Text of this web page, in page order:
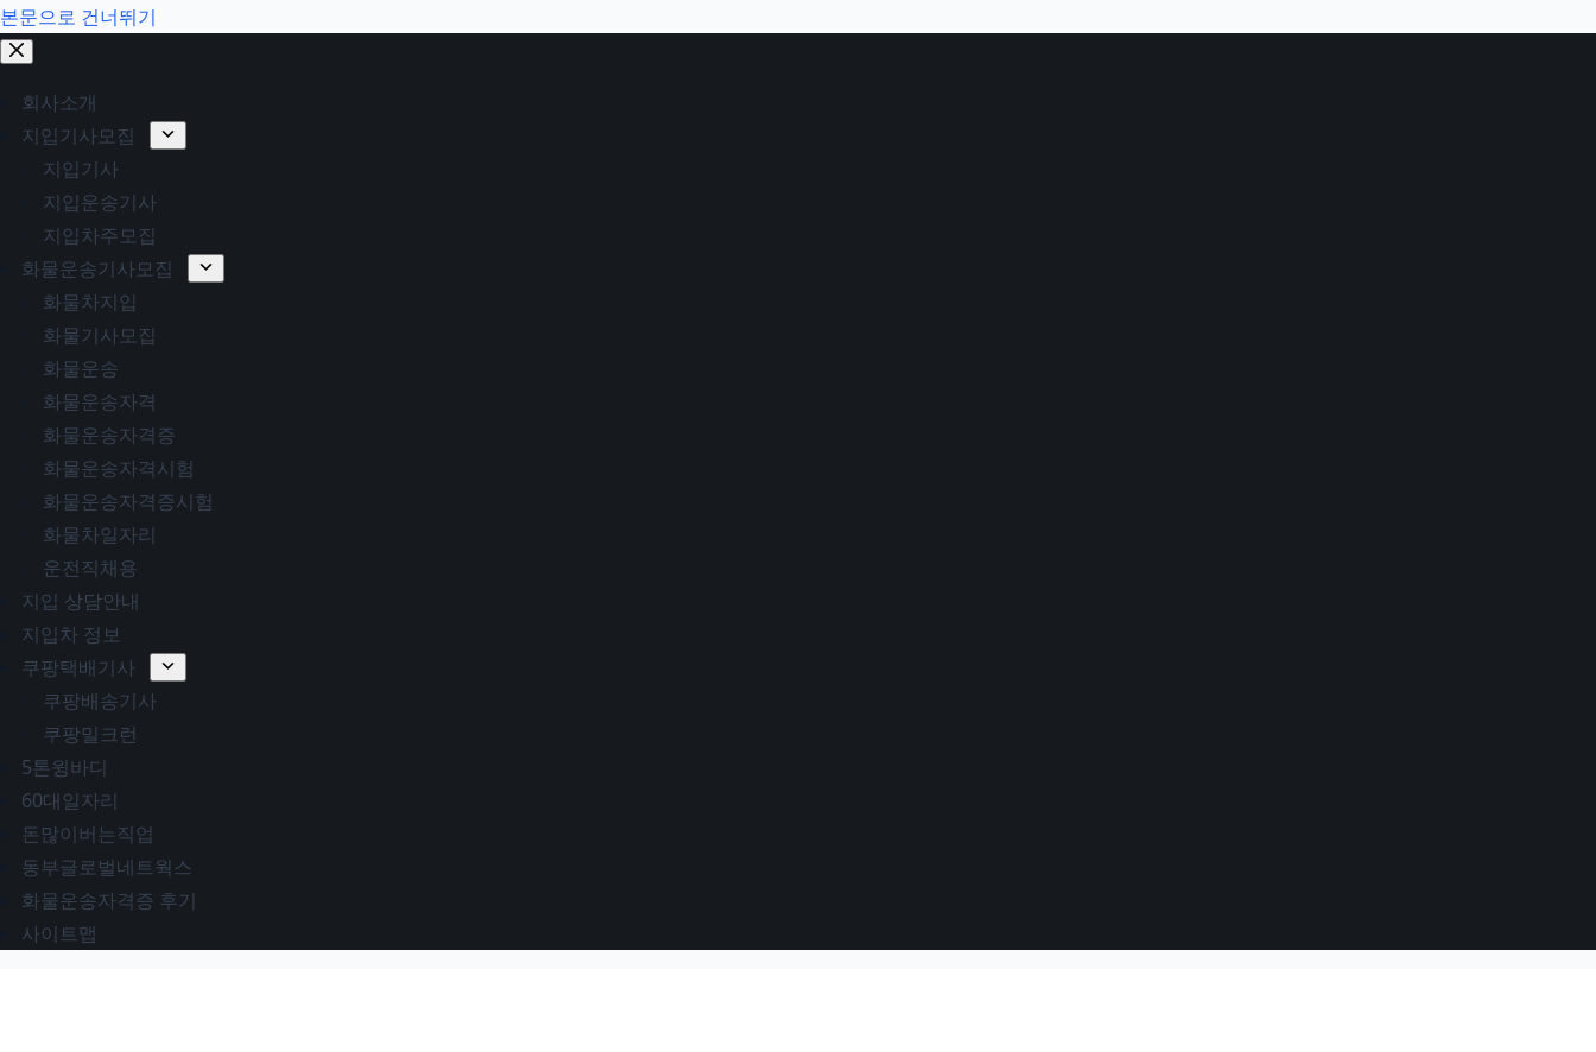
본문으로 건너뛰기
회사소개
지입기사모집
지입기사
지입운송기사
지입차주모집
화물운송기사모집
화물차지입
화물기사모집
화물운송
화물운송자격
화물운송자격증
화물운송자격시험
화물운송자격증시험
화물차일자리
운전직채용
지입 상담안내
지입차 정보
쿠팡택배기사
쿠팡배송기사
쿠팡밀크런
5톤윙바디
60대일자리
돈많이버는직업
동부글로벌네트웍스
화물운송자격증 후기
사이트맵